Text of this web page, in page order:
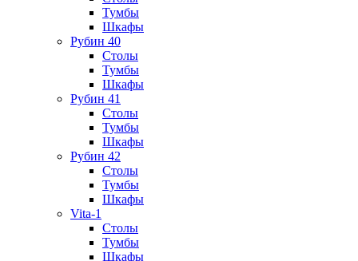
Тумбы
Шкафы
Рубин 40
Столы
Тумбы
Шкафы
Рубин 41
Столы
Тумбы
Шкафы
Рубин 42
Столы
Тумбы
Шкафы
Vita-1
Столы
Тумбы
Шкафы